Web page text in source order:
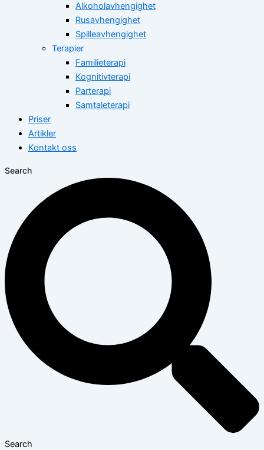
Alkoholavhengighet
Rusavhengighet
Spilleavhengighet
Terapier
Familieterapi
Kognitivterapi
Parterapi
Samtaleterapi
Priser
Artikler
Kontakt oss
Search
Search